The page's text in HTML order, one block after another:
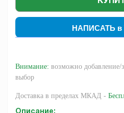
НАПИСАТЬ в
Внимание: возможно
выбор
Доставка в пределах МКАД -
Описание: